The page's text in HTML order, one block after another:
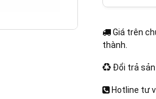
Giá trên
thành.
Đổi trả sản
Hotline tư